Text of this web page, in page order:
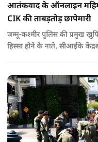
आतंकवाद के ऑनलाइन
CIK की ताबड़तोड़ छापेमारी
जम्मू-कश्मीर पुलिस की प्रमुख
हिस्सा होने के नाते, सीआईके